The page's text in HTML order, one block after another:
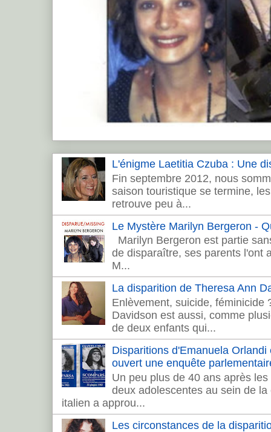
L'énigme Laetitia Czuba : Une
Fin septembre 2012, nous
saison touristique se termine,
retrouve peu à...
Le Mystère Marilyn Bergeron -
Marilyn Bergeron est partie
de disparaître, ses parents l'ont
M...
La disparition de Theresa Ann
Enlèvement, suicide, féminicide
Davidson est aussi, comme
de deux enfants qui...
Disparitions d'Emanuela
ouvert une enquête
Un peu plus de 40 ans après
deux adolescentes au sein de
italien a approu...
Les circonstances de la